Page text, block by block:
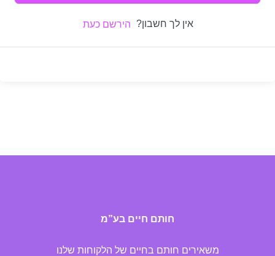
אין לך חשבון? הירשם כעת
חותם חיים בע”מ
משאירים חותם בחיים של הלקוחות שלנו